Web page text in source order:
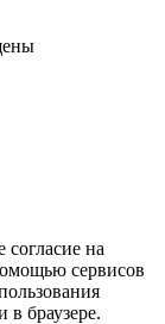
согласие на
сервисов
в браузере.